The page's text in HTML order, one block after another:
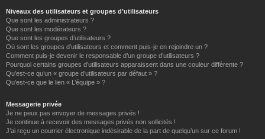
Niveaux des utilisateurs et groupes d’utilisateurs
Que sont les administrateurs ?
Que sont les modérateurs ?
Que sont les groupes d’utilisateurs ?
Où sont les groupes d’utilisateurs et comment puis-je en rejoindre un ?
Comment puis-je devenir le responsable d’un groupe d’utilisateurs ?
Pourquoi certains groupes d’utilisateurs apparaissent dans une couleur différente ?
Qu’est-ce qu’un « groupe d’utilisateurs par défaut » ?
Qu’est-ce que le lien « L’équipe » ?
Messagerie privée
Je ne peux pas envoyer de messages privés !
Je continue à recevoir des messages privés non sollicités !
J’ai reçu un courrier électronique indésirable de la part de quelqu’un sur ce forum !